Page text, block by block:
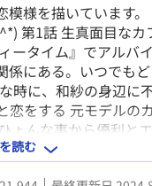
様を描いています
第1話 生真面目なカ
タイム』でアルバ
にある。いつでも
時に、和紗の身辺
をする 元モデルの
ょんな事から優利と
ッチはちょっと強め
店員と2度目の恋を
読む